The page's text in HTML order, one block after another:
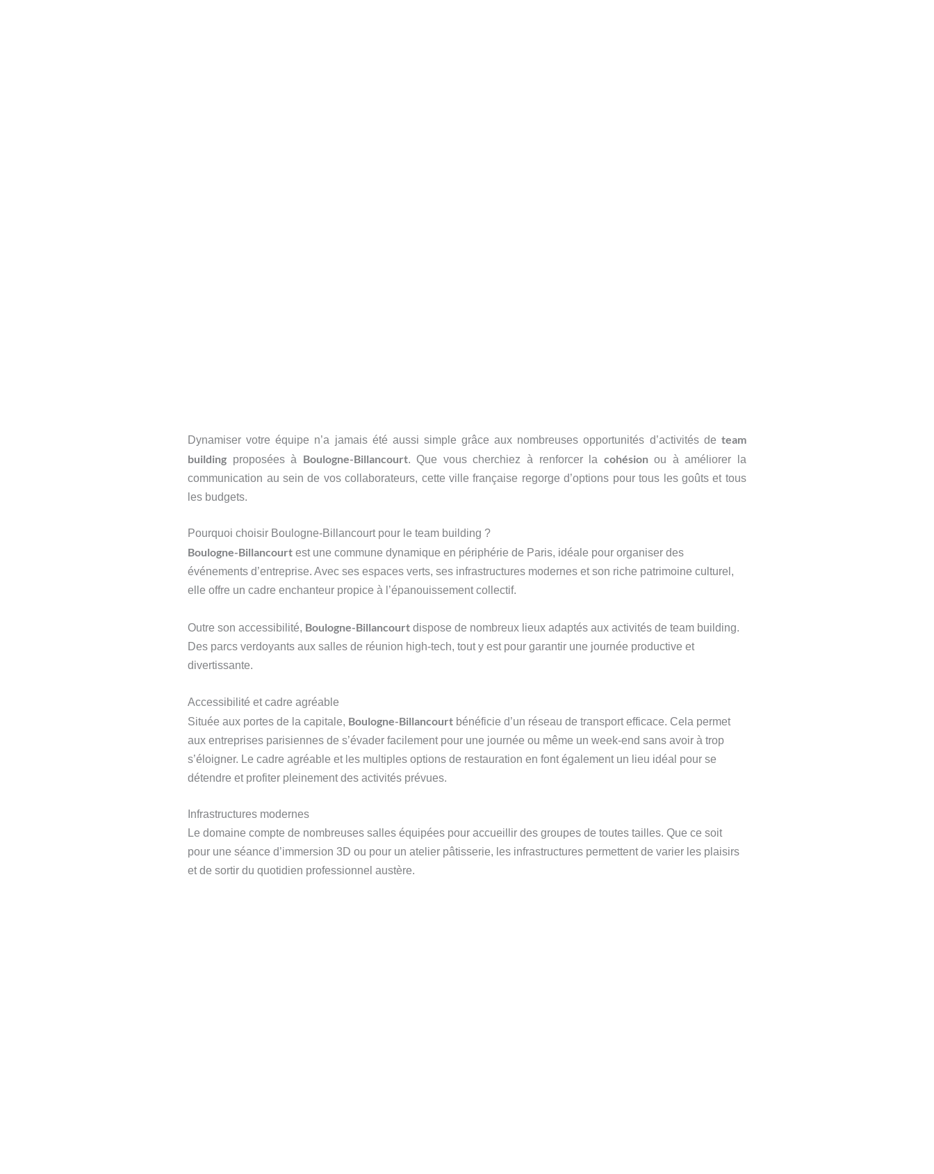
Dynamiser votre équipe n’a jamais été aussi simple grâce aux nombreuses opportunités d’activités de team
building proposées à Boulogne-Billancourt. Que vous cherchiez à renforcer la cohésionou à améliorer la
communication au sein de vos collaborateurs, cette ville française regorge d’options pour tous les goûts et tous
les budgets.
Pourquoi choisir Boulogne-Billancourt pour le team building ?
Boulogne-Billancourt est une commune dynamique en périphérie de Paris, idéale pour organiser des
événements d’entreprise. Avec ses espaces verts, ses infrastructures modernes et son riche patrimoine culturel,
elle offre un cadre enchanteur propice à l’épanouissement collectif.
Outre son accessibilité, Boulogne-Billancourt dispose de nombreux lieux adaptés aux activités de team building.
Des parcs verdoyants aux salles de réunion high-tech, tout y est pour garantir une journée productive et
divertissante.
Accessibilité et cadre agréable
Située aux portes de la capitale, Boulogne-Billancourt bénéficie d’un réseau de transport efficace. Cela permet
aux entreprises parisiennes de s’évader facilement pour une journée ou même un week-end sans avoir à trop
s’éloigner. Le cadre agréable et les multiples options de restauration en font également un lieu idéal pour se
détendre et profiter pleinement des activités prévues.
Infrastructures modernes
Le domaine compte de nombreuses salles équipées pour accueillir des groupes de toutes tailles. Que ce soit
pour une séance d’immersion 3D ou pour un atelier pâtisserie, les infrastructures permettent de varier les plaisirs
et de sortir du quotidien professionnel austère.